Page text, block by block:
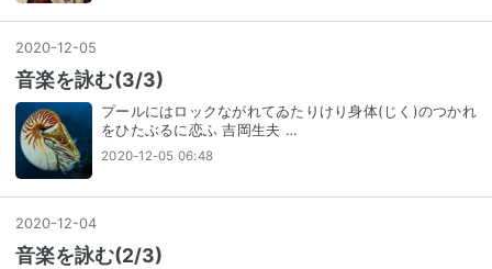
2020-12-05
音楽を詠む(3/3)
プールにはロックながれてゐたりけり身体(じく)のつかれ
をひたぶるに恋ふ 吉岡生夫 …
2020-12-05 06:48
2020-12-04
音楽を詠む(2/3)